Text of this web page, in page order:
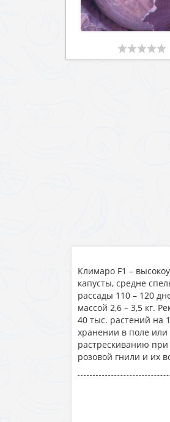
Климаро F1 –
капусты, средне
рассады 110 – 120
массой 2,6 – 3,5 кг.
40 тыс. растений на
хранении в поле
растрескиванию
розовой гнили и их